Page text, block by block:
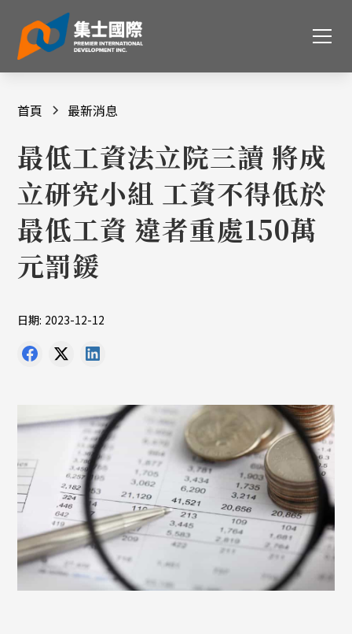
首頁 最新消息
最低工資法立院三讀 將成
立研究小組 工資不得低於
最低工資 違者重處150萬
元罰鍰
日期: 2023-12-12